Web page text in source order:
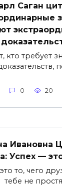
Саган
кто требует
0 20
Ивановна
Успех —
то, чего
тебе не